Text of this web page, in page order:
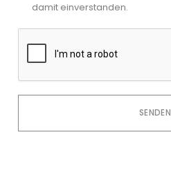
damit einverstanden.